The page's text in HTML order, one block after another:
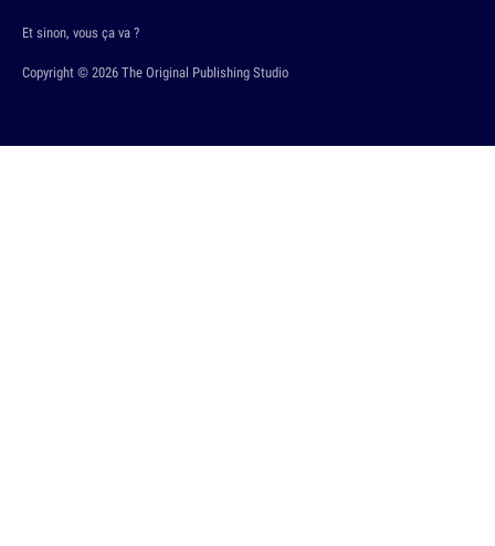
Copyright © 2026 The Original Publishing Studio
Et sinon, vous ça va ?